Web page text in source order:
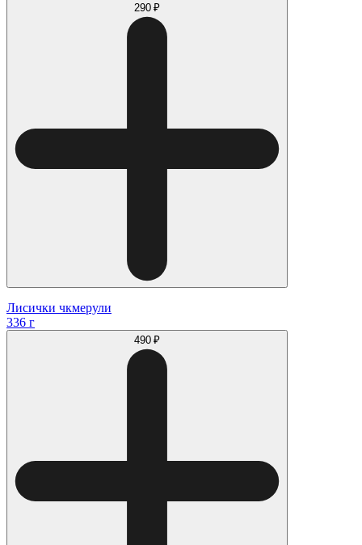
290 ₽
Лисички чкмерули
336 г
490 ₽